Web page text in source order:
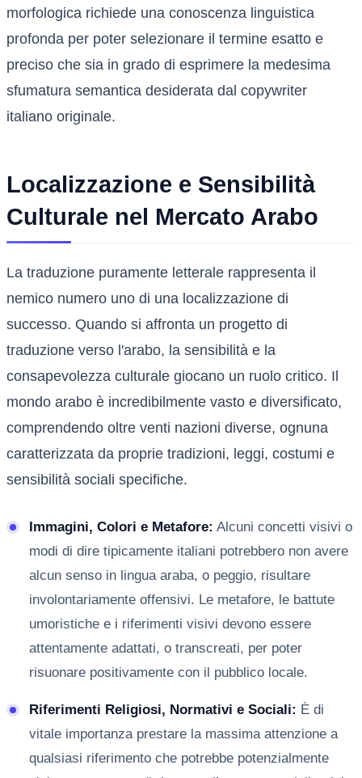
morfologica richiede una conoscenza linguistica
profonda per poter selezionare il termine esatto e
preciso che sia in grado di esprimere la medesima
sfumatura semantica desiderata dal copywriter
italiano originale.
Localizzazione e Sensibilità
Culturale nel Mercato Arabo
La traduzione puramente letterale rappresenta il
nemico numero uno di una localizzazione di
successo. Quando si affronta un progetto di
traduzione verso l'arabo, la sensibilità e la
consapevolezza culturale giocano un ruolo critico. Il
mondo arabo è incredibilmente vasto e diversificato,
comprendendo oltre venti nazioni diverse, ognuna
caratterizzata da proprie tradizioni, leggi, costumi e
sensibilità sociali specifiche.
Immagini, Colori e Metafore: Alcuni concetti visivi o
modi di dire tipicamente italiani potrebbero non avere
alcun senso in lingua araba, o peggio, risultare
involontariamente offensivi. Le metafore, le battute
umoristiche e i riferimenti visivi devono essere
attentamente adattati, o transcreati, per poter
risuonare positivamente con il pubblico locale.
Riferimenti Religiosi, Normativi e Sociali: È di
vitale importanza prestare la massima attenzione a
qualsiasi riferimento che potrebbe potenzialmente